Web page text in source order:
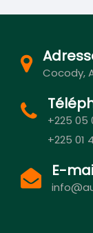
Cocody,
+225 05
+225 01
E-